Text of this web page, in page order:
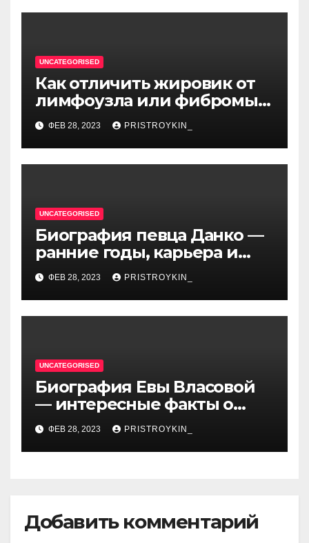
UNCATEGORISED
Как отличить жировик от
лимфоузла или фибромы
мягких тканей или
гемангиомы
ФЕВ 28, 2023 PRISTROYKIN_
UNCATEGORISED
Биография певца Данко —
ранние годы, карьера и
личная жизнь — все, что вы
хотели знать о
талантливом артисте
ФЕВ 28, 2023 PRISTROYKIN_
UNCATEGORISED
Биография Евы Власовой
— интересные факты о
личной жизни популярной
исполнительницы
ФЕВ 28, 2023 PRISTROYKIN_
Добавить комментарий